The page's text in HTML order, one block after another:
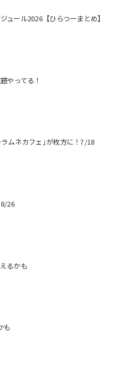
ュール2026【ひらつーまとめ】
やってる！
ムネカフェ｣が枚方に！7/18
26
るかも
も